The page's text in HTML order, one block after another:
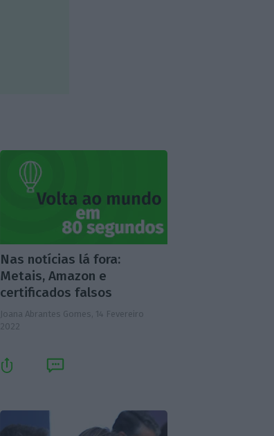
Nas notícias lá fora:
Metais, Amazon e
certificados falsos
Joana Abrantes Gomes, 14 Fevereiro
2022